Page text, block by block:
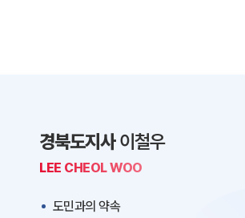
경북도지사이철우
LEE CHEOL WOO
도민과의 약속